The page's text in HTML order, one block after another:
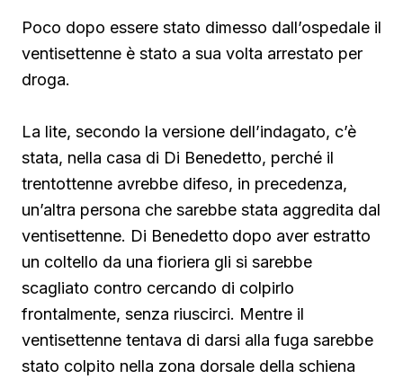
Poco dopo essere stato dimesso dall’ospedale il
ventisettenne è stato a sua volta arrestato per
droga.
La lite, secondo la versione dell’indagato, c’è
stata, nella casa di Di Benedetto, perché il
trentottenne avrebbe difeso, in precedenza,
un’altra persona che sarebbe stata aggredita dal
ventisettenne. Di Benedetto dopo aver estratto
un coltello da una fioriera gli si sarebbe
scagliato contro cercando di colpirlo
frontalmente, senza riuscirci. Mentre il
ventisettenne tentava di darsi alla fuga sarebbe
stato colpito nella zona dorsale della schiena